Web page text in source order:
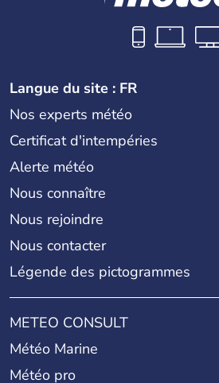
Langue du site : FR
Nos experts météo
Certificat d'intempéries
Alerte météo
Nous connaître
Nous rejoindre
Nous contacter
Légende des pictogrammes
METEO CONSULT
Météo Marine
Météo pro